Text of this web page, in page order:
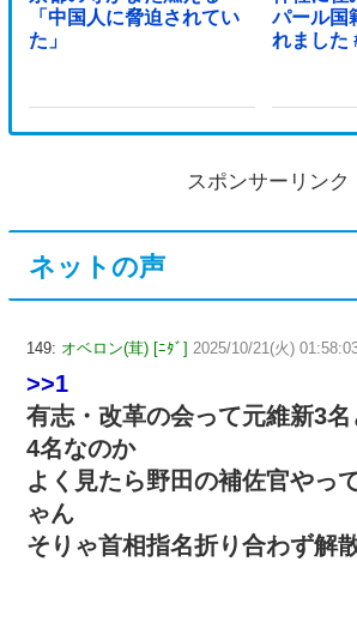
「中国人に脅迫されてい
た」
パール国
スポンサーリンク
ネットの声
149: オベロン(茸) [ﾆﾀﾞ] 2025/10/21(火)
>>1
有志・改革の会って元維新3
4名なのか
よく見たら野田の補佐官やっ
ゃん
そりゃ首相指名折り合わず解